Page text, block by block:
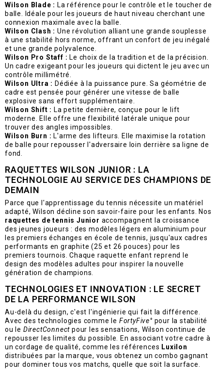
Wilson Blade : La référence pour le contrôle et le toucher de
balle. Idéale pour les joueurs de haut niveau cherchant une
connexion maximale avec la balle.
Wilson Clash : Une révolution alliant une grande souplesse
à une stabilité hors norme, offrant un confort de jeu inégalé
et une grande polyvalence.
Wilson Pro Staff : Le choix de la tradition et de la précision.
Un cadre exigeant pour les joueurs qui dictent le jeu avec un
contrôle millimétré.
Wilson Ultra : Dédiée à la puissance pure. Sa géométrie de
cadre est pensée pour générer une vitesse de balle
explosive sans effort supplémentaire.
Wilson Shift : La petite dernière, conçue pour le lift
moderne. Elle offre une flexibilité latérale unique pour
trouver des angles impossibles.
Wilson Burn : L'arme des lifteurs. Elle maximise la rotation
de balle pour repousser l'adversaire loin derrière sa ligne de
fond.
RAQUETTES WILSON JUNIOR : LA
TECHNOLOGIE AU SERVICE DES CHAMPIONS DE
DEMAIN
Parce que l'apprentissage du tennis nécessite un matériel
adapté, Wilson décline son savoir-faire pour les enfants. Nos
raquettes de tennis Junior accompagnent la croissance
des jeunes joueurs : des modèles légers en aluminium pour
les premiers échanges en école de tennis, jusqu'aux cadres
performants en graphite (25 et 26 pouces) pour les
premiers tournois. Chaque raquette enfant reprend le
design des modèles adultes pour inspirer la nouvelle
génération de champions.
TECHNOLOGIES ET INNOVATION : LE SECRET
DE LA PERFORMANCE WILSON
Au-delà du design, c'est l'ingénierie qui fait la différence.
Avec des technologies comme le FortyFive° pour la stabilité
ou le DirectConnect pour les sensations, Wilson continue de
repousser les limites du possible. En associant votre cadre à
un cordage de qualité, comme les références Luxilon
distribuées par la marque, vous obtenez un combo gagnant
pour dominer tous vos matchs, quelle que soit la surface.